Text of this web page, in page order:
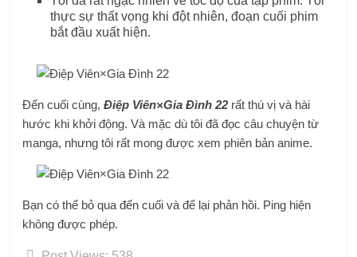
thực sự thất vọng khi đột nhiên, đoạn cuối phim
bắt đầu xuất hiện.
Đến cuối cùng,Điệp Viên×Gia Đình 22rất thú vị và hài
hước khi khởi động. Và mặc dù tôi đã đọc câu chuyện từ
manga, nhưng tôi rất mong được xem phiên bản anime.
Bạn có thể bỏ qua đến cuối và để lại phản hồi. Ping hiện
không được phép.